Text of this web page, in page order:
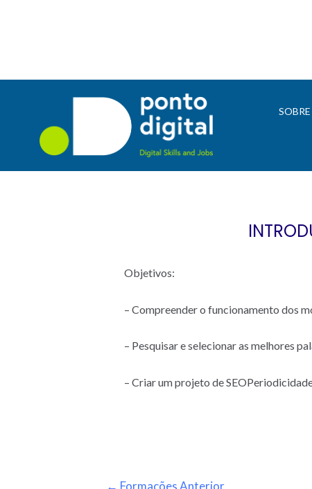
SOBRE
Objetivos:
– Compreender o funcionamento dos
– Pesquisar e selecionar as melhores
– Criar um projeto de
← Formações Anterior